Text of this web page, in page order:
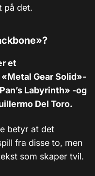
på det.
et
Gear Solid»-
Labyrinth» -og
Del Toro.
betyr at det
fra disse to, men
som skaper tvil.